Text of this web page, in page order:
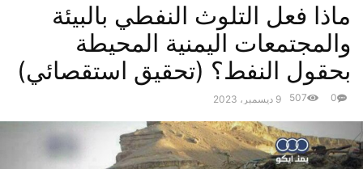
ماذا فعل التلوث النفطي بالبيئة
والمجتمعات اليمنية المحيطة
بحقول النفط؟ (تحقيق استقصائي)
9 ديسمبر، 2023 0
507